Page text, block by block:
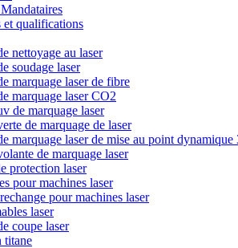
et qualifications
nettoyage au laser
soudage laser
marquage laser de fibre
marquage laser CO2
de marquage laser
de marquage de laser
marquage laser de mise au point dynamique
de marquage laser
protection laser
pour machines laser
pour machines laser
laser
coupe laser
titane